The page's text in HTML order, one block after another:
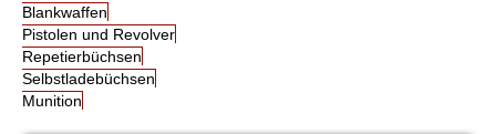
Blankwaffen
Pistolen und Revolver
Repetierbüchsen
Selbstladebüchsen
Munition